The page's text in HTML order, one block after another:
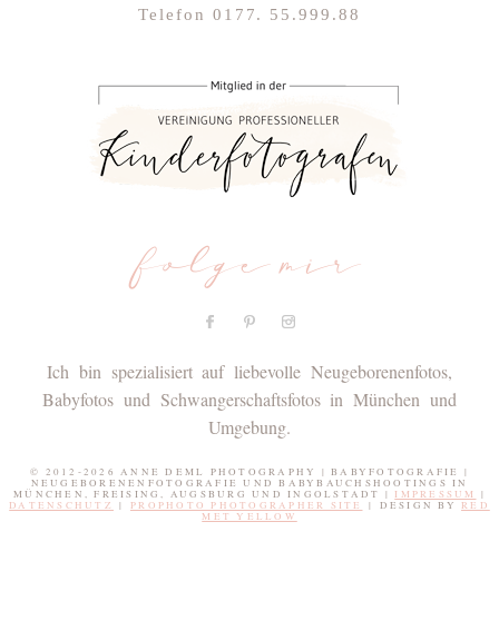
Telefon 0177. 55.999.88
folge mir
Ich bin spezialisiert auf liebevolle Neugeborenenfotos,
Babyfotos und Schwangerschaftsfotos in München und
Umgebung.
© 2012-2026 ANNE DEML PHOTOGRAPHY | BABYFOTOGRAFIE |
NEUGEBORENENFOTOGRAFIE UND BABYBAUCHSHOOTINGS IN
MÜNCHEN, FREISING, AUGSBURG UND INGOLSTADT | IMPRESSUM
|
DATENSCHUTZ
| PROPHOTO PHOTOGRAPHER SITE | DESIGN BYRED
MET YELLOW